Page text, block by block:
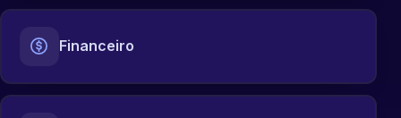
Financeiro